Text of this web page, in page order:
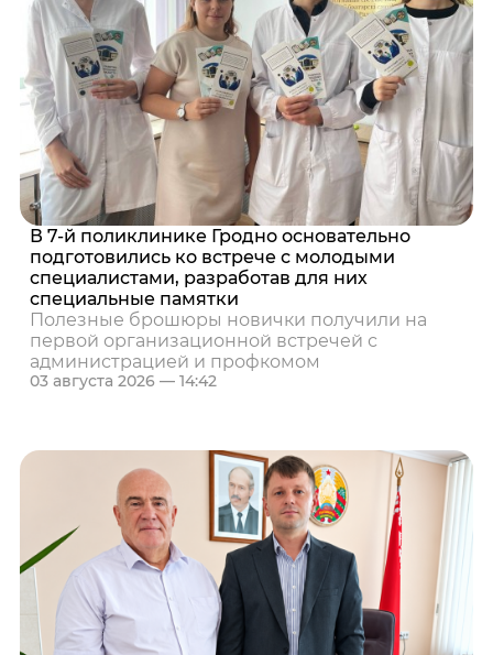
В 7-й поликлинике Гродно основательно
подготовились ко встрече с молодыми
специалистами, разработав для них
специальные памятки
Полезные брошюры новички получили на
первой организационной встречей с
администрацией и профкомом
03 августа 2026 — 14:42